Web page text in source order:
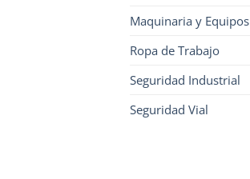
Maquinaria y Equipos
Ropa de Trabajo
Seguridad Industrial
Seguridad Vial